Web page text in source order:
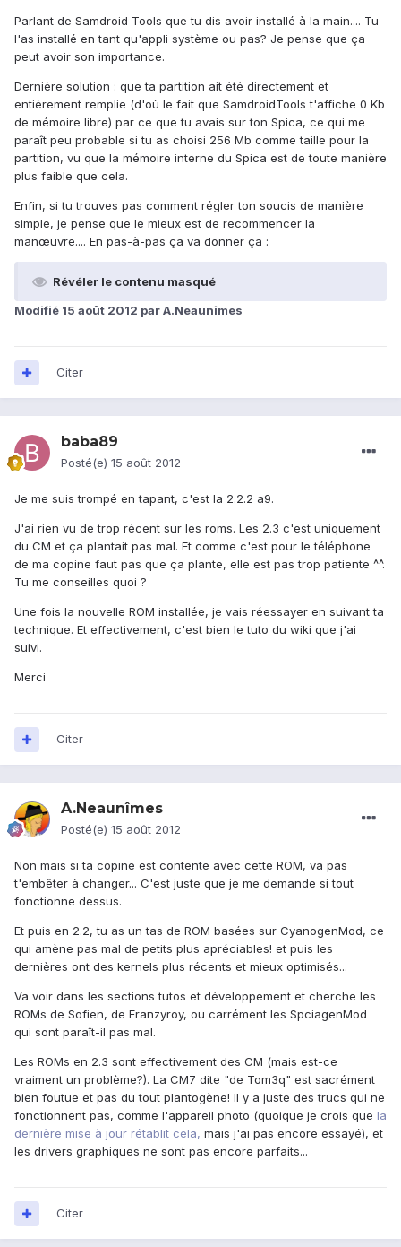
Parlant de Samdroid Tools que tu dis avoir installé à la main.... Tu
l'as installé en tant qu'appli système ou pas? Je pense que ça
peut avoir son importance.
Dernière solution : que ta partition ait été directement et
entièrement remplie (d'où le fait que SamdroidTools t'affiche 0 Kb
de mémoire libre) par ce que tu avais sur ton Spica, ce qui me
paraît peu probable si tu as choisi 256 Mb comme taille pour la
partition, vu que la mémoire interne du Spica est de toute manière
plus faible que cela.
Enfin, si tu trouves pas comment régler ton soucis de manière
simple, je pense que le mieux est de recommencer la
manœuvre.... En pas-à-pas ça va donner ça :
Révéler le contenu masqué
Modifié 15 août 2012 par A.Neaunîmes
Citer
baba89
Posté(e) 15 août 2012
Je me suis trompé en tapant, c'est la 2.2.2 a9.
J'ai rien vu de trop récent sur les roms. Les 2.3 c'est uniquement
du CM et ça plantait pas mal. Et comme c'est pour le téléphone
de ma copine faut pas que ça plante, elle est pas trop patiente ^^.
Tu me conseilles quoi ?
Une fois la nouvelle ROM installée, je vais réessayer en suivant ta
technique. Et effectivement, c'est bien le tuto du wiki que j'ai
suivi.
Merci
Citer
A.Neaunîmes
Posté(e) 15 août 2012
Non mais si ta copine est contente avec cette ROM, va pas
t'embêter à changer... C'est juste que je me demande si tout
fonctionne dessus.
Et puis en 2.2, tu as un tas de ROM basées sur CyanogenMod, ce
qui amène pas mal de petits plus apréciables! et puis les
dernières ont des kernels plus récents et mieux optimisés...
Va voir dans les sections tutos et développement et cherche les
ROMs de Sofien, de Franzyroy, ou carrément les SpciagenMod
qui sont paraît-il pas mal.
Les ROMs en 2.3 sont effectivement des CM (mais est-ce
vraiment un problème?). La CM7 dite "de Tom3q" est sacrément
bien foutue et pas du tout plantogène! Il y a juste des trucs qui ne
fonctionnent pas, comme l'appareil photo (quoique je crois que la
dernière mise à jour rétablit cela, mais j'ai pas encore essayé), et
les drivers graphiques ne sont pas encore parfaits...
Citer